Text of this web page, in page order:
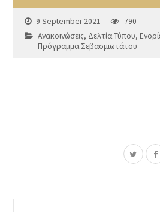
9 September 2021
790
Ανακοινώσεις, Δελτία Τύπου,
Πρόγραμμα Σεβασμιωτάτου